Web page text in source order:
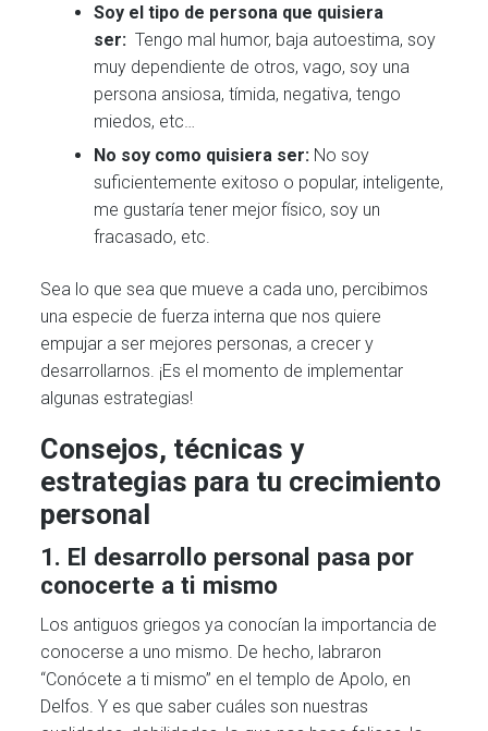
Soy el tipo de persona que quisiera
ser: Tengo mal humor, baja autoestima, soy
muy dependiente de otros, vago, soy una
persona ansiosa, tímida, negativa, tengo
miedos, etc…
No soy como quisiera ser: No soy
suficientemente exitoso o popular, inteligente,
me gustaría tener mejor físico, soy un
fracasado, etc.
Sea lo que sea que mueve a cada uno, percibimos
una especie de fuerza interna que nos quiere
empujar a ser mejores personas, a crecer y
desarrollarnos. ¡Es el momento de implementar
algunas estrategias!
Consejos, técnicas y
estrategias para tu crecimiento
personal
1. El desarrollo personal pasa por
conocerte a ti mismo
Los antiguos griegos ya conocían la importancia de
conocerse a uno mismo. De hecho, labraron
“Conócete a ti mismo” en el templo de Apolo, en
Delfos. Y es que saber cuáles son nuestras